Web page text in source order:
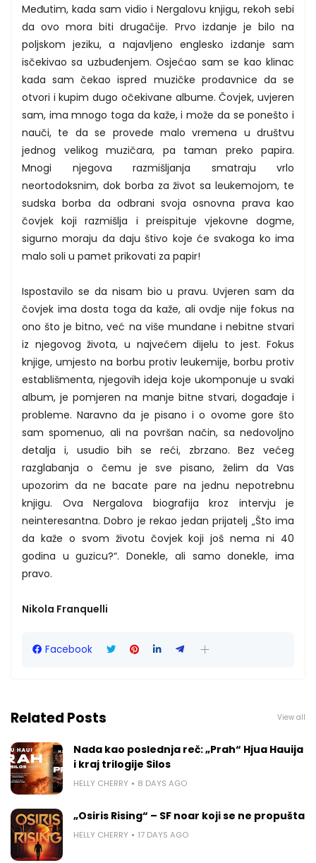
Međutim, kada sam vidio i Nergalovu knjigu, rekoh sebi
da ovo mora biti drugačije. Prvo izdanje je bilo na
poljskom jeziku, a najavljeno englesko izdanje sam
isčekivao sa uzbuđenjem. Osjećao sam se kao klinac
kada sam čekao ispred muzičke prodavnice da se
otvori i kupim dugo očekivane albume. Čovjek, uvjeren
sam, ima mnogo toga da kaže, i može da se ponešto i
nauči, te da se provede malo vremena u društvu
jednog velikog muzičara, pa taman preko papira.
Mnogi njegova razmišljanja smatraju vrlo
neortodoksnim, dok borba za život sa leukemojom, te
sudska borba da odbrani svoja osnovna prava kao
čovjek koji razmišlja i preispituje vjekovne dogme,
sigurno moraju da daju štivo koje će svakoga ko ima
malo soli u pamet prikovati za papir!
Ispostavilo se da nisam bio u pravu. Uvjeren sam da
čovjek ima dosta toga da kaže, ali ovdje nije fokus na
ono što je bitno, već na više mundane i nebitne stvari
iz njegovog života, u najvećem dijelu to jest. Fokus
knjige, umjesto na borbu protiv leukemije, borbu protiv
establišmenta, njegovih ideja koje ukomponuje u svaki
album, je pomjeren na manje bitne stvari, događaje i
probleme. Naravno da je pisano i o ovome gore što
sam spomenuo, ali na površan način, sa nedovoljno
detalja i, usudio bih se reći, zbrzano. Bez većeg
razglabanja o čemu je sve pisano, želim da Vas
upozorim da ne bacate pare na jednu nepotrebnu
knjigu. Ova Nergalova biografija kroz intervju je
neinteresantna. Dobro je rekao jedan prijatelj „Što ima
da kaže o svom životu čovjek koji još nema ni 40
godina u guzicu?“. Donekle, ali samo donekle, ima
pravo.
Nikola Franquelli
Facebook
Related Posts View all
Nada kao poslednja reč: „Prah“ Hjua Hauija
i kraj trilogije Silos
HELLY CHERRY 8 DAYS AGO
„Osiris Rising“ – SF noar koji se ne propušta
HELLY CHERRY 17 DAYS AGO